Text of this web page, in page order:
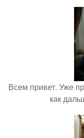
Всем привет. Уже
как